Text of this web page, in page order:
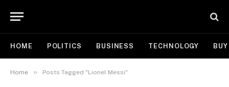
HOME POLITICS BUSINESS TECHNOLOGY
Home » Posts Tagged "Lionel Messi"